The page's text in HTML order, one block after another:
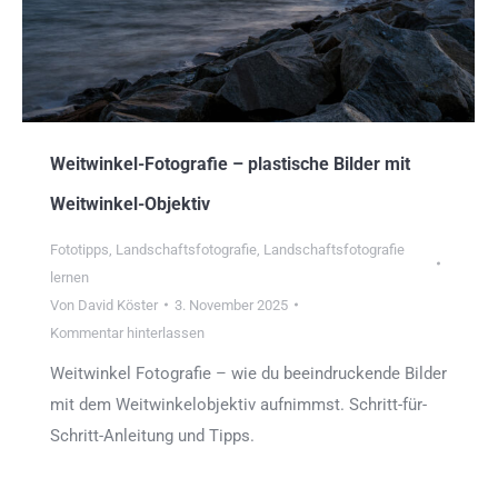
Weitwinkel-Fotografie – plastische Bilder mit
Weitwinkel-Objektiv
Fototipps Landschaftsfotografie Landschaftsfotografie
lernen
Von David Köster
3. November 2025
Kommentar hinterlassen
Weitwinkel Fotografie – wie du beeindruckende Bilder
mit dem Weitwinkelobjektiv aufnimmst. Schritt-für-
Schritt-Anleitung und Tipps.